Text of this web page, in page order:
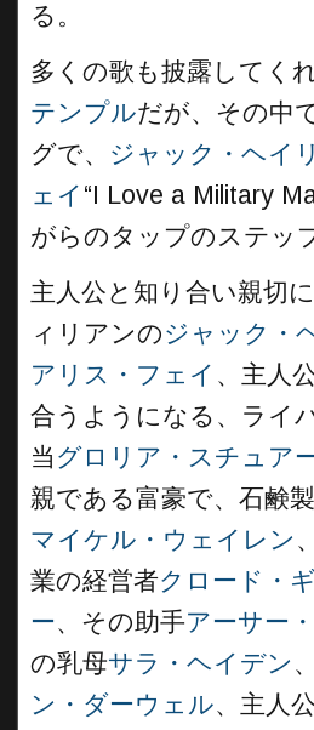
る。
多くの歌も披露してく
テンプルだが、その中
グで、 ジャック・ヘイ
ェイ “I Love a Military
がらのタップのステッ
主人公と知り合い親切
ィリアンのジャック・
アリス・フェイ 、主人
合うようになる、ライ
当 グロリア・スチュア
親である富豪で、石鹸
マイケル・ウェイレン
業の経営者クロード・
ー、その助手アーサー
の乳母サラ・ヘイデン
ン・ダーウェル、主人